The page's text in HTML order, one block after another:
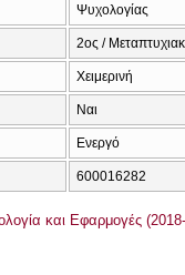
Ψυχολογίας
2ος /
Χειμερινή
Ναι
Ενεργό
600016282
και Εφαρμογές